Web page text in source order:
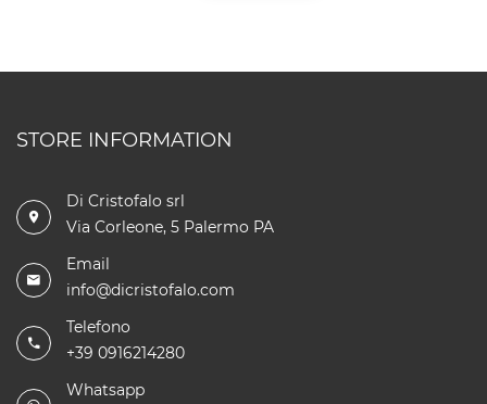
STORE INFORMATION
Di Cristofalo srl
Via Corleone, 5 Palermo PA
Email
info@dicristofalo.com
Telefono
+39 0916214280
Whatsapp